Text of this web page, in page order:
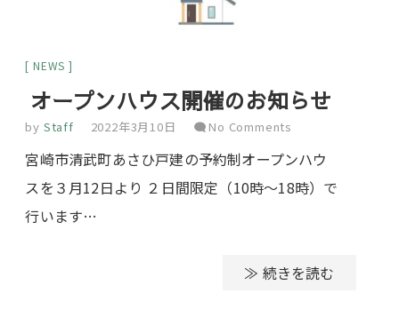
NEWS
オープンハウス開催のお知らせ
by Staff 2022年3月10日 No Comments
宮崎市清武町あさひ戸建の予約制オープンハウ
スを３月12日より ２日間限定（10時～18時）で
行います…
≫ 続きを読む